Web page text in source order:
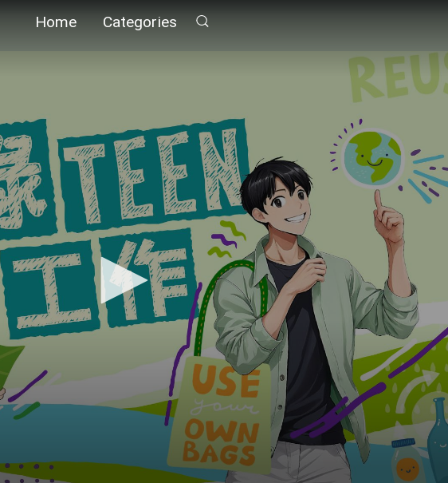
Home Categories